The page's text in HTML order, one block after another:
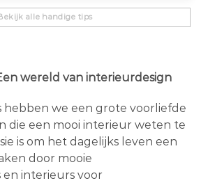
alle handige tips
wereld van interieurdesign
hebben we een grote voorliefde
die een mooi interieur weten te
is om het dagelijks leven een
door mooie
interieurs voor